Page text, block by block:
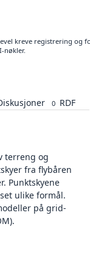
kreve registrering og
nøkler.
0 RDF
terreng og
fra flybåren
Punktskyene
ulike formål.
på grid-